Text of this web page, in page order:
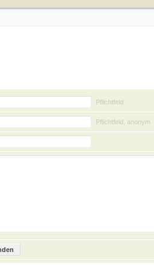
Pflichtfeld
Pflichtfeld, anonym